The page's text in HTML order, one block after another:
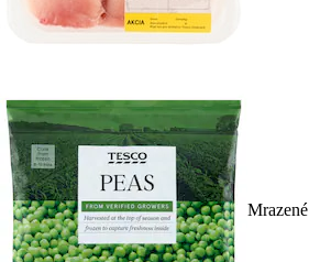
Mrazené